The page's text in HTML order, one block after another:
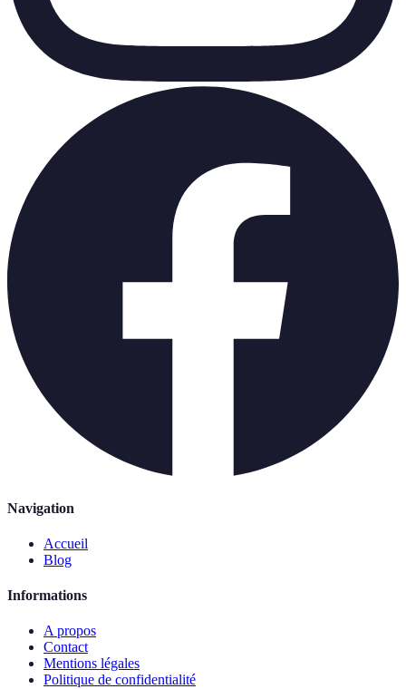
Navigation
Accueil
Blog
Informations
A propos
Contact
Mentions légales
Politique de confidentialité